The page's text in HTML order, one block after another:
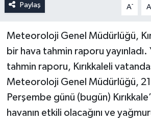
Paylaş A- A
Meteoroloji Genel Müdürlüğü,
bir hava tahmin raporu yayınladı.
tahmin raporu, Kırıkkaleli
Meteoroloji Genel Müdürlüğü, 21
Perşembe günü (bugün)
havanın etkili olacağını ve